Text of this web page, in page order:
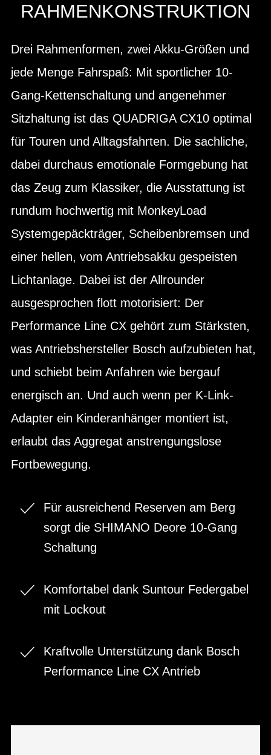
RAHMENKONSTRUKTION
Drei Rahmenformen, zwei Akku-Größen und
jede Menge Fahrspaß: Mit sportlicher 10-
Gang-Kettenschaltung und angenehmer
Sitzhaltung ist das QUADRIGA CX10 optimal
für Touren und Alltagsfahrten. Die sachliche,
dabei durchaus emotionale Formgebung hat
das Zeug zum Klassiker, die Ausstattung ist
rundum hochwertig mit MonkeyLoad
Systemgepäckträger, Scheibenbremsen und
einer hellen, vom Antriebsakku gespeisten
Lichtanlage. Dabei ist der Allrounder
ausgesprochen flott motorisiert: Der
Performance Line CX gehört zum Stärksten,
was Antriebshersteller Bosch aufzubieten hat,
und schiebt beim Anfahren wie bergauf
energisch an. Und auch wenn per K-Link-
Adapter ein Kinderanhänger montiert ist,
erlaubt das Aggregat anstrengungslose
Fortbewegung.
Für ausreichend Reserven am Berg
sorgt die SHIMANO Deore 10-Gang
Schaltung
Komfortabel dank Suntour Federgabel
mit Lockout
Kraftvolle Unterstützung dank Bosch
Performance Line CX Antrieb